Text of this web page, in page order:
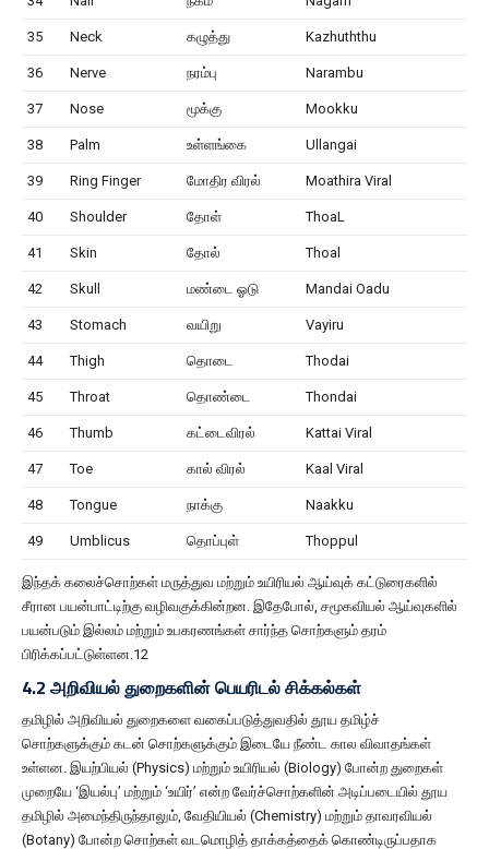
35 Neck கழுத்து Kazhuththu
36 Nerve நரம்பு Narambu
37 Nose மூக்கு Mookku
38 Palm உள்ளங்கை Ullangai
39 Ring Finger மோதிர விரல் Moathira Viral
40 Shoulder தோள் ThoaL
41 Skin தோல் Thoal
42 Skull மண்டை ஓடு Mandai Oadu
43 Stomach வயிறு Vayiru
44 Thigh தொடை Thodai
45 Throat தொண்டை Thondai
46 Thumb கட்டைவிரல் Kattai Viral
47 Toe கால் விரல் Kaal Viral
48 Tongue நாக்கு Naakku
49 Umblicus தொப்புள் Thoppul
இந்தக் கலைச்சொற்கள் மருத்துவ மற்றும் உயிரியல் ஆய்வுக் கட்டுரைகளில்
சீரான பயன்பாட்டிற்கு வழிவகுக்கின்றன. இதேபோல், சமூகவியல் ஆய்வுகளில்
பயன்படும் இல்லம் மற்றும் உபகரணங்கள் சார்ந்த சொற்களும் தரம்
பிரிக்கப்பட்டுள்ளன.12
4.2 அறிவியல் துறைகளின் பெயரிடல் சிக்கல்கள்
தமிழில் அறிவியல் துறைகளை வகைப்படுத்துவதில் தூய தமிழ்ச்
சொற்களுக்கும் கடன் சொற்களுக்கும் இடையே நீண்ட கால விவாதங்கள்
உள்ளன. இயற்பியல் (Physics) மற்றும் உயிரியல் (Biology) போன்ற துறைகள்
முறையே ‘இயல்பு’ மற்றும் ‘உயிர்’ என்ற வேர்ச்சொற்களின் அடிப்படையில் தூய
தமிழில் அமைந்திருந்தாலும், வேதியியல் (Chemistry) மற்றும் தாவரவியல்
(Botany) போன்ற சொற்கள் வடமொழித் தாக்கத்தைக் கொண்டிருப்பதாக